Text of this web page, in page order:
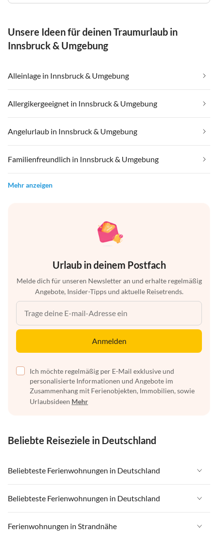
Unsere Ideen für deinen Traumurlaub in
Innsbruck & Umgebung
Alleinlage in Innsbruck & Umgebung
Allergikergeeignet in Innsbruck & Umgebung
Angelurlaub in Innsbruck & Umgebung
Familienfreundlich in Innsbruck & Umgebung
Mehr anzeigen
Urlaub in deinem Postfach
Melde dich für unseren Newsletter an und erhalte regelmäßig
Angebote, Insider-Tipps und aktuelle Reisetrends.
Anmelden
Ich möchte regelmäßig per E-Mail exklusive und
personalisierte Informationen und Angebote im
Zusammenhang mit Ferienobjekten, Immobilien, sowie
Urlaubsideen Mehr
Beliebte Reiseziele in Deutschland
Beliebteste Ferienwohnungen in Deutschland
Ferienwohnungen in Deutschland
Ferienwohnungen in Ostsee
Ferienwohnungen in Nordsee
Beliebteste Ferienwohnungen in Deutschland
Ferienwohnungen in Deutschland
Ferienwohnungen in Strandnähe